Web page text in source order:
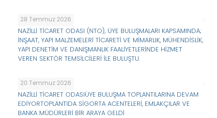
28 Temmuz 2026
NAZİLLİ TİCARET ODASI (NTO), ÜYE BULUŞMALARI KAPSAMINDA;
İNŞAAT, YAPI MALZEMELERİ TİCARETİ VE MİMARLIK, MÜHENDİSLİK,
YAPI DENETİM VE DANIŞMANLIK FAALİYETLERİNDE HİZMET
VEREN SEKTÖR TEMSİLCİLERİ İLE BULUŞTU.
20 Temmuz 2026
NAZİLLİ TİCARET ODASIÜYE BULUŞMA TOPLANTILARINA DEVAM
EDİYORTOPLANTIDA SİGORTA ACENTELERİ, EMLAKÇILAR VE
BANKA MÜDÜRLERİ BİR ARAYA GELDİ